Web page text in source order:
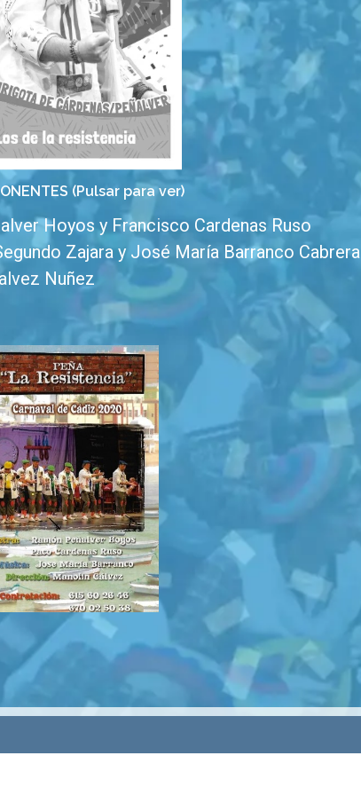
(Pulsar para ver)
Hoyos y Francisco Cardenas Ruso
Zajara y José María Barranco Cabrera
Nuñez